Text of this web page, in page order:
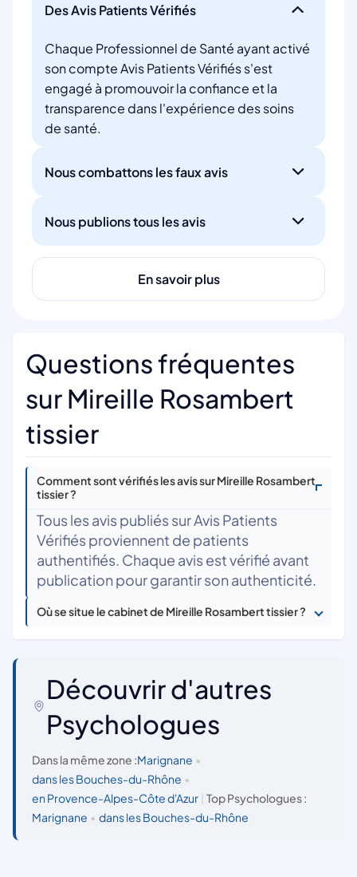
Des Avis Patients Vérifiés
Chaque Professionnel de Santé ayant activé
son compte Avis Patients Vérifiés s'est
engagé à promouvoir la confiance et la
transparence dans l'expérience des soins
de santé.
Nous combattons les faux avis
Nous publions tous les avis
En savoir plus
Questions fréquentes
sur Mireille Rosambert
tissier
Comment sont vérifiés les avis sur Mireille Rosambert
tissier ?
Tous les avis publiés sur Avis Patients
Vérifiés proviennent de patients
authentifiés. Chaque avis est vérifié avant
publication pour garantir son authenticité.
Où se situe le cabinet de Mireille Rosambert tissier ?
Découvrir d'autres
Psychologues
Dans la même zone :Marignane •
dans les Bouches-du-Rhône •
en Provence-Alpes-Côte d'Azur
Top Psychologues :
Marignane • dans les Bouches-du-Rhône